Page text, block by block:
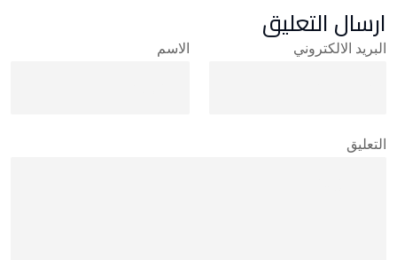
ارسال التعليق
الاسم البريد الالكتروني
التعليق